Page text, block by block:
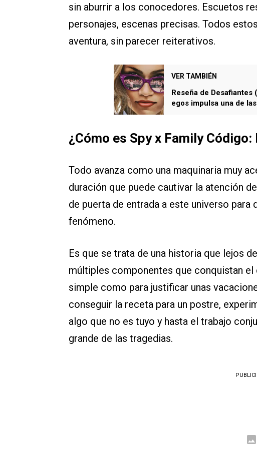
sin aburrir a los conocedores. Escuetos
personajes, escenas precisas. Todos
aventura, sin parecer reiterativos.
VER TAMBIÉN
Reseña de
egos impulsa una de
¿Cómo es Spy x Family Código:
Todo avanza como una maquinaria muy
duración que puede cautivar la atención
de puerta de entrada a este universo para
fenómeno.
Es que se trata de una historia que lejos
múltiples componentes que conquistan el
simple como para justificar unas
conseguir la receta para un postre,
algo que no es tuyo y hasta el trabajo
grande de las tragedias.